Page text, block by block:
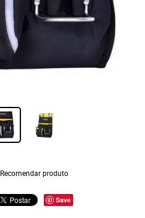
Recomendar produto
Save